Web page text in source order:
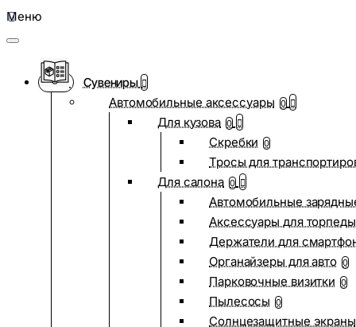
Меню
Сувениры
Автомобильные аксессуары 0
Для кузова 0
Скребки 0
Тросы для
Для салона 0
Автомобильные
Аксессуары для
Держатели для
Органайзеры для авто 0
Парковочные визитки 0
Пылесосы 0
Солнцезащитные экраны